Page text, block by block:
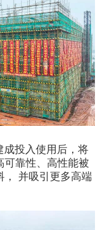
成投入使用后，将
可靠性、高性能被
， 并吸引更多高端